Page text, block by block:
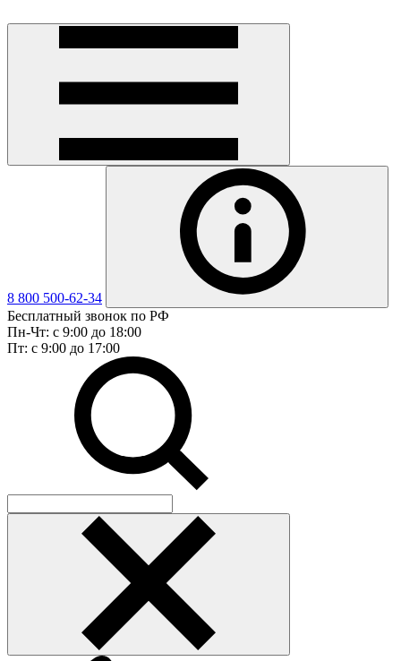
8 800 500-62-34
Бесплатный звонок по РФ
Пн-Чт: с 9:00 до 18:00
Пт: с 9:00 до 17:00